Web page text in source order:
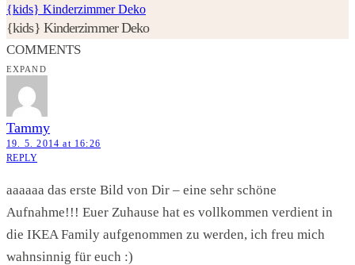
{kids} Kinderzimmer Deko
{kids} Kinderzimmer Deko
COMMENTS
EXPAND
Tammy
19. 5. 2014 at 16:26
REPLY
aaaaaa das erste Bild von Dir – eine sehr schöne
Aufnahme!!! Euer Zuhause hat es vollkommen verdient in
die IKEA Family aufgenommen zu werden, ich freu mich
wahnsinnig für euch :)